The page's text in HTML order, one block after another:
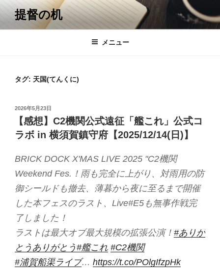
コ
テ
提督の机
メニュー
タグ: 天国(てんくに)
投
日:
2026年5月23日
【感想】C2機関公式遠征「艦これ」公式コ
ラボ in 横須賀鎮守府【2025/12/14(日)】
BRICK DOCK X'MAS LIVE 2025 "C2機関
Weekend Fes.！雨も完全に上がり、対雨用の防
御シールドも撤去、薄暮から夜に至るまで開催
した本フェスのラスト、Live#E5も無事作戦完
了しました！
ラストは最大オブ最大規模の拡張公演！ #ありが
とうありがとう#艦これ #C2機関
#浦賀船渠ライブ… https://t.co/POlgIfzpHk